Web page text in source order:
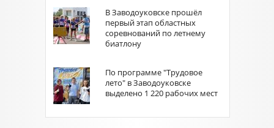
В Заводоуковске прошёл
первый этап областных
соревнований по летнему
биатлону
По программе "Трудовое
лето" в Заводоуковске
выделено 1 220 рабочих мест